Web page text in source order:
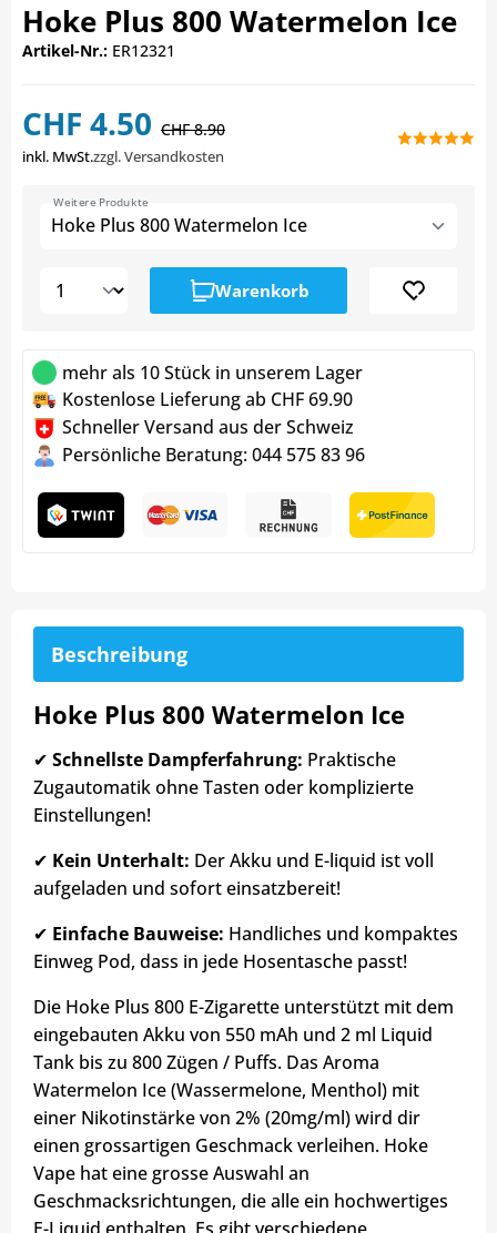
Hoke Plus 800 Watermelon Ice
Artikel-Nr.: ER12321
CHF 4.50 CHF 8.90
inkl. MwSt.zzgl. Versandkosten
Hoke Plus 800 Watermelon Ice
Weitere Produkte
Warenkorb
mehr als 10 Stück in unserem Lager
Kostenlose Lieferung ab CHF 69.90
Schneller Versand aus der Schweiz
Persönliche Beratung: 044 575 83 96
Beschreibung
Hoke Plus 800 Watermelon Ice
✔ Schnellste Dampferfahrung: Praktische
Zugautomatik ohne Tasten oder komplizierte
Einstellungen!
✔ Kein Unterhalt: Der Akku und E-liquid ist voll
aufgeladen und sofort einsatzbereit!
✔ Einfache Bauweise: Handliches und kompaktes
Einweg Pod, dass in jede Hosentasche passt!
Die Hoke Plus 800 E-Zigarette unterstützt mit dem
eingebauten Akku von 550 mAh und 2 ml Liquid
Tank bis zu 800 Zügen / Puffs. Das Aroma
Watermelon Ice (Wassermelone, Menthol) mit
einer Nikotinstärke von 2% (20mg/ml) wird dir
einen grossartigen Geschmack verleihen. Hoke
Vape hat eine grosse Auswahl an
Geschmacksrichtungen, die alle ein hochwertiges